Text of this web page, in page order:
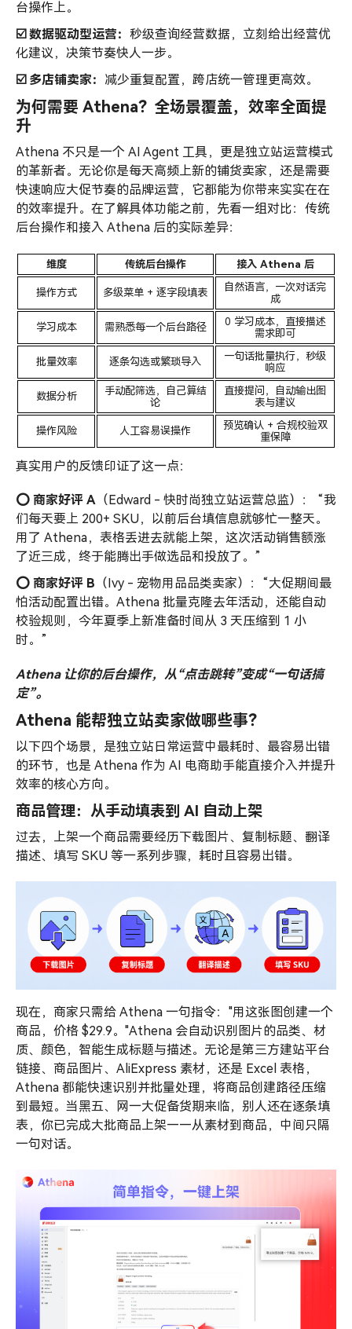
台操作上。
☑️ 数据驱动型运营： 秒级查询经营数据，立刻给出经营优
化建议，决策节奏快人一步。
☑️ 多店铺卖家： 减少重复配置，跨店统一管理更高效。
为何需要 Athena？全场景覆盖，效率全面提
升
Athena 不只是一个 AI Agent 工具，更是独立站运营模式
的革新者。无论你是每天高频上新的铺货卖家，还是需要
快速响应大促节奏的品牌运营，它都能为你带来实实在在
的效率提升。在了解具体功能之前，先看一组对比：传统
后台操作和接入 Athena 后的实际差异：
维度 传统后台操作 接入 Athena 后
操作方式 多级菜单 + 逐字段填表
自然语言，一次对话完
成
学习成本 需熟悉每一个后台路径
0 学习成本，直接描述
需求即可
批量效率 逐条勾选或繁琐导入
一句话批量执行，秒级
响应
数据分析
手动配筛选，自己算结
论
直接提问，自动输出图
表与建议
操作风险 人工容易误操作
预览确认 + 合规校验双
重保障
真实用户的反馈印证了这一点：
⭕️ 商家好评 A （Edward - 快时尚独立站运营总监）： “我
们每天要上 200+ SKU，以前后台填信息就够忙一整天。
用了 Athena，表格丢进去就能上架，这次活动销售额涨
了近三成，终于能腾出手做选品和投放了。”
⭕️ 商家好评 B （Ivy - 宠物用品品类卖家）：“大促期间最
怕活动配置出错。Athena 批量克隆去年活动，还能自动
校验规则，今年夏季上新准备时间从 3 天压缩到 1 小
时。”
Athena 让你的后台操作，从“点击跳转”变成“一句话搞
定”。
Athena 能帮独立站卖家做哪些事？
以下四个场景，是独立站日常运营中最耗时、最容易出错
的环节，也是 Athena 作为 AI 电商助手能直接介入并提升
效率的核心方向。
商品管理：从手动填表到 AI 自动上架
过去，上架一个商品需要经历下载图片、复制标题、翻译
描述、填写 SKU 等一系列步骤，耗时且容易出错。
现在，商家只需给 Athena 一句指令："用这张图创建一个
商品，价格 $29.9。"Athena 会自动识别图片的品类、材
质、颜色，智能生成标题与描述。无论是第三方建站平台
链接、商品图片、AliExpress 素材，还是 Excel 表格，
Athena 都能快速识别并批量处理，将商品创建路径压缩
到最短。当黑五、网一大促备货期来临，别人还在逐条填
表，你已完成大批商品上架——从素材到商品，中间只隔
一句对话。